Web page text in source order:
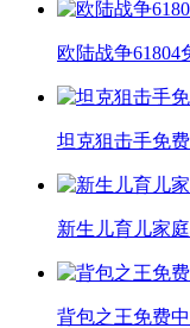
欧陆战争61804
坦克狙击手免
新生儿育儿家
背包之王免费